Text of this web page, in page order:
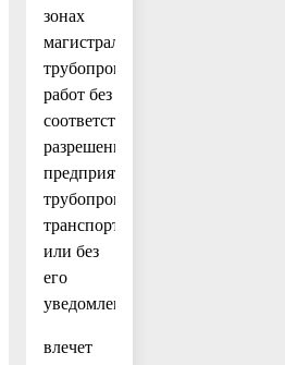
зонах
магистральных
трубопроводов
работ без
соответствующего
разрешения
предприятия
трубопроводного
транспорта
или без
его
уведомления»
влечет